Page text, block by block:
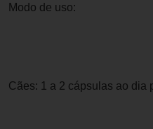
Modo de uso:
Cães: 1 a 2 cápsulas ao dia